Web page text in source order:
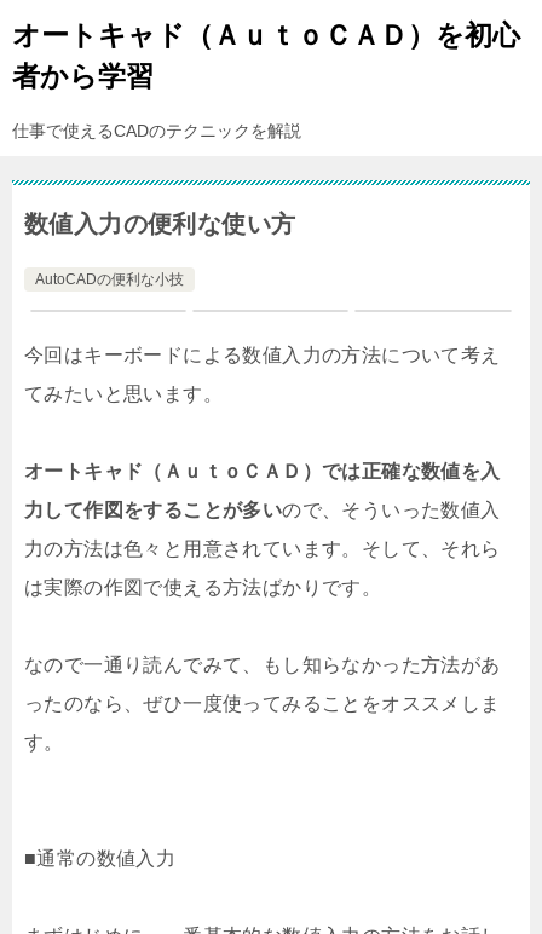
オートキャド（ＡｕｔｏＣＡＤ）を初心
者から学習
仕事で使えるCADのテクニックを解説
数値入力の便利な使い方
AutoCADの便利な小技
今回はキーボードによる数値入力の方法について考え
てみたいと思います。
オートキャド（ＡｕｔｏＣＡＤ）では正確な数値を入
力して作図をすることが多いので、そういった数値入
力の方法は色々と用意されています。そして、それら
は実際の作図で使える方法ばかりです。
なので一通り読んでみて、もし知らなかった方法があ
ったのなら、ぜひ一度使ってみることをオススメしま
す。
■通常の数値入力